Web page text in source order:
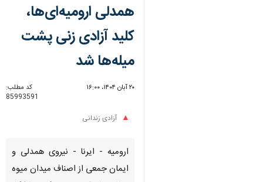
همدلی ارومیه‌ای‌ها،
کلید آزادی زنی پشت
میله‌ها شد
۲۰ آبان ۱۴۰۴، ۱۶:۰۰
کد مطلب:
85993591
آزادی زندانی
ارومیه - ایرنا - نیروی همدلی و
ایمان جمعی از اصناف میدان میوه